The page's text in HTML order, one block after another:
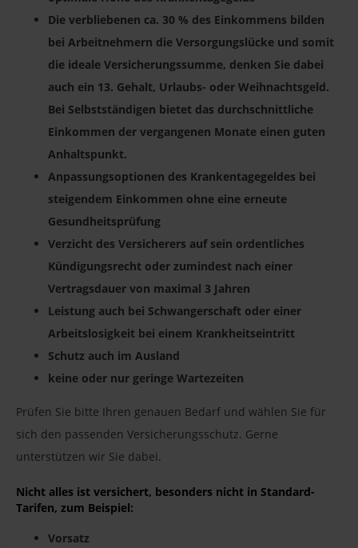
Die verbliebenen ca. 30 % des Einkommens bilden
bei Arbeitnehmern die Versorgungslücke und somit
die ideale Versicherungssumme, denken Sie dabei
auch ein 13. Gehalt, Urlaubs- oder Weihnachtsgeld.
Bei Selbstständigen bietet das durchschnittliche
Einkommen der vergangenen Monate einen guten
Anhaltspunkt.
Anpassungsoptionen des Krankentagegeldes bei
steigendem Einkommen ohne eine erneute
Gesundheitsprüfung
Verzicht des Versicherers auf sein ordentliches
Kündigungsrecht oder zumindest nach einer
Vertragsdauer von maximal 3 Jahren
Leistung auch bei Schwangerschaft oder einer
Arbeitslosigkeit bei einem Krankheitseintritt
Schutz auch im Ausland
keine oder nur geringe Wartezeiten
Prüfen Sie bitte Ihren genauen Bedarf und wählen Sie für
sich den passenden Versicherungsschutz. Gerne
unterstützen wir Sie dabei.
Nicht alles ist versichert, besonders nicht in Standard-
Tarifen, zum Beispiel:
Vorsatz